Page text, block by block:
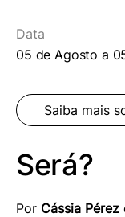
Por Cássia Pérez
Será?
Data
05 de Agosto a
Saiba mais